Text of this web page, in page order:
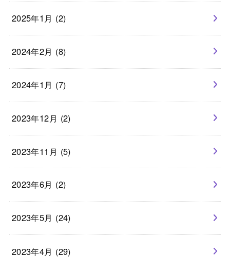
2025年1月 (2)
2024年2月 (8)
2024年1月 (7)
2023年12月 (2)
2023年11月 (5)
2023年6月 (2)
2023年5月 (24)
2023年4月 (29)